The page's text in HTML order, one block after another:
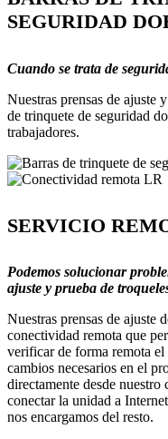
SEGURIDAD
Cuando se trata de
Nuestras prensas de ajuste
de trinquete de seguridad
trabajadores.
SERVICIO
Podemos solucionar
ajuste y prueba de
Nuestras prensas de ajuste
conectividad remota que
verificar de forma remota
cambios necesarios en el
directamente desde
conectar la unidad a
nos encargamos del resto.